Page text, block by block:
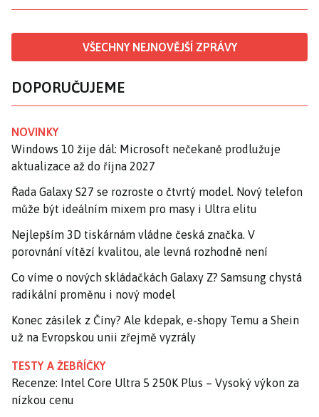
VŠECHNY NEJNOVĚJŠÍ ZPRÁVY
DOPORUČUJEME
NOVINKY
Windows 10 žije dál: Microsoft nečekaně prodlužuje
aktualizace až do října 2027
Řada Galaxy S27 se rozroste o čtvrtý model. Nový telefon
může být ideálním mixem pro masy i Ultra elitu
Nejlepším 3D tiskárnám vládne česká značka. V
porovnání vítězí kvalitou, ale levná rozhodně není
Co víme o nových skládačkách Galaxy Z? Samsung chystá
radikální proměnu i nový model
Konec zásilek z Číny? Ale kdepak, e-shopy Temu a Shein
už na Evropskou unii zřejmě vyzrály
TESTY A ŽEBŘÍČKY
Recenze: Intel Core Ultra 5 250K Plus – Vysoký výkon za
nízkou cenu